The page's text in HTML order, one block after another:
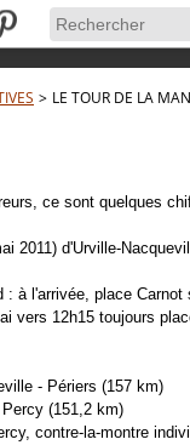
> LE TOUR DE LA
ce sont quelques
2011) d'Urville-
à l'arrivée, place
vers 12h15 toujours
- Périers (157 km)
(151,2 km)
contre-la-montre